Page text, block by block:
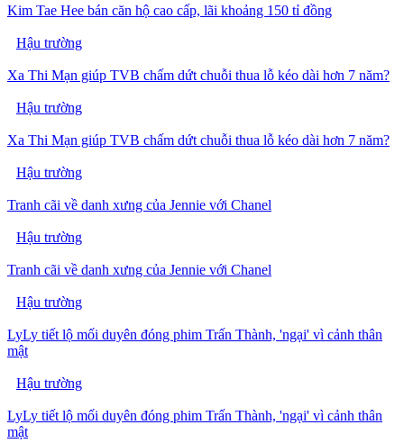
Kim Tae Hee bán căn hộ cao cấp, lãi khoảng 150 tỉ đồng
Hậu trường
Xa Thi Mạn giúp TVB chấm dứt chuỗi thua lỗ kéo dài hơn 7 năm?
Hậu trường
Xa Thi Mạn giúp TVB chấm dứt chuỗi thua lỗ kéo dài hơn 7 năm?
Hậu trường
Tranh cãi về danh xưng của Jennie với Chanel
Hậu trường
Tranh cãi về danh xưng của Jennie với Chanel
Hậu trường
LyLy tiết lộ mối duyên đóng phim Trấn Thành, 'ngại' vì cảnh thân
mật
Hậu trường
LyLy tiết lộ mối duyên đóng phim Trấn Thành, 'ngại' vì cảnh thân
mật